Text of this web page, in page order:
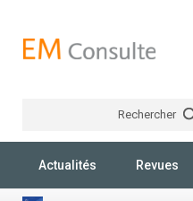
Rechercher
Actualités Revues